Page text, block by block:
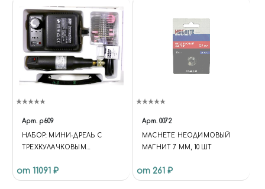
Арт. p609
НАБОР: МИНИ-ДРЕЛЬ С
ТРЕХКУЛАЧКОВЫМ
КОМПЛЕКТОМ НАСАДОК В
ПЛАСТИКОВОМ БОКСЕ
от 11091 ₽
Арт. 0072
MACHETE НЕОДИМОВЫЙ
МАГНИТ 7 ММ, 10 ШТ
от 261 ₽